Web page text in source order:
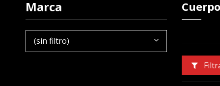
Marca
(sin filtro)